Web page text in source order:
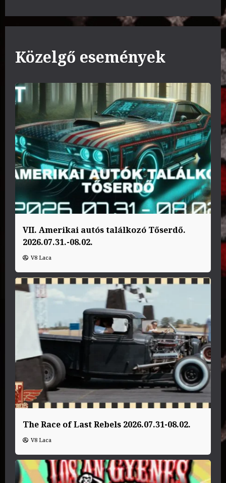
Közelgő események
VII. Amerikai autós találkozó Tőserdő.
2026.07.31.-08.02.
V8 Laca
The Race of Last Rebels 2026.07.31-08.02.
V8 Laca